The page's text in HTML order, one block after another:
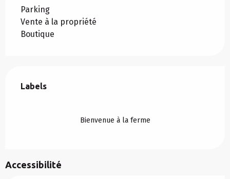
Parking
Vente à la propriété
Boutique
Labels
Labels
Bienvenue à la ferme
Accessibilité